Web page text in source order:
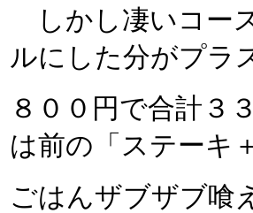
しかし凄いコー
ルにした分がプラ
８００円で合計３
は前の「ステーキ
ごはんザブザブ喰